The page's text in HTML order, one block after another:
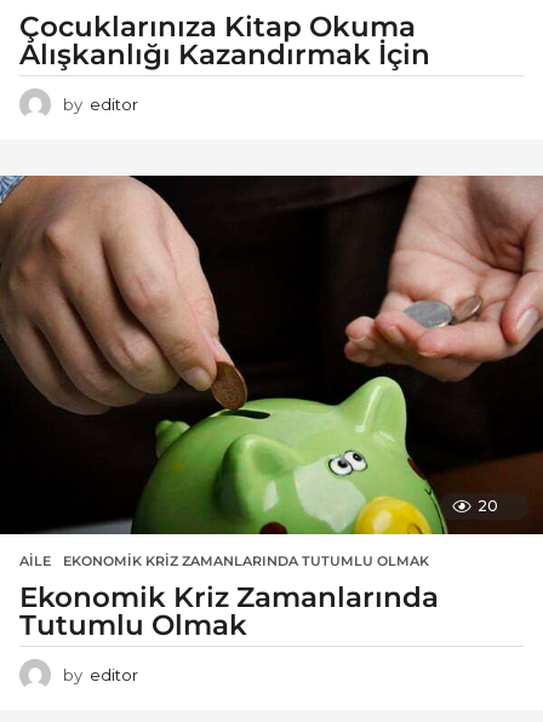
Çocuklarınıza Kitap Okuma
Alışkanlığı Kazandırmak İçin
by editor
20
AILE EKONOMIK KRIZ ZAMANLARINDA TUTUMLU OLMAK
Ekonomik Kriz Zamanlarında
Tutumlu Olmak
by editor